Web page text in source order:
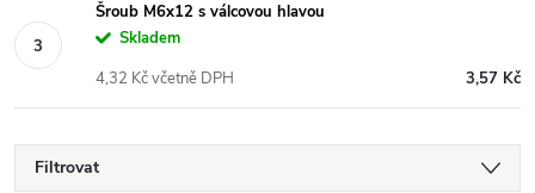
Šroub M6x12 s válcovou hlavou
Skladem
3,57 Kč
4,32 Kč včetně DPH
Filtrovat